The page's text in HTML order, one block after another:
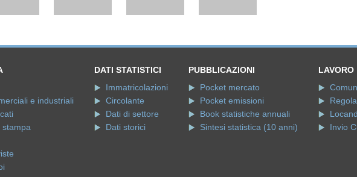
e industriali
stampa
DATI STATISTICI
Immatricolazioni
Circolante
Dati di settore
Dati storici
PUBBLICAZIONI
Pocket mercato
Pocket emissioni
Book statistiche annuali
Sintesi statistica (10 anni)
LAVORO
Invio